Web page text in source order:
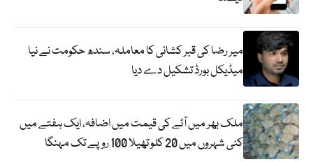
میر رضا کی قبر کشائی کا معاملہ، سندھ حکومت نے نیا
میڈیکل بورڈ تشکیل دے دیا
ملک بھر میں آٹے کی قیمت میں اضافہ، ایک ہفتے میں
کئی شہروں میں 20 کلو تھیلا 100 روپے تک مہنگا